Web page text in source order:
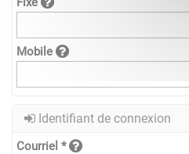
Mobile
Identifiant de connexion
Courriel *